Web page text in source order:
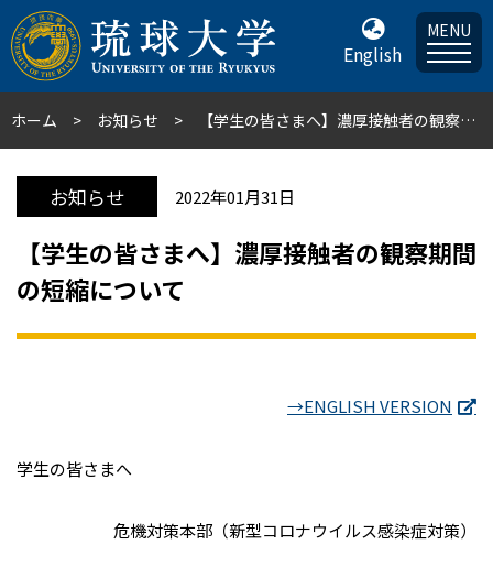
English
MENU
ホーム お知らせ 【学生の皆さまへ】濃厚接触者の観察期間の短縮について
お知らせ 2022年01月31日
【学生の皆さまへ】濃厚接触者の観察期間
の短縮について
→ENGLISH VERSION
学生の皆さまへ
危機対策本部（新型コロナウイルス感染症対策）